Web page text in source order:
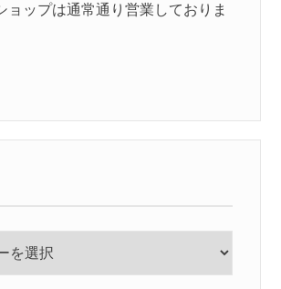
ョップは通常通り営業しておりま